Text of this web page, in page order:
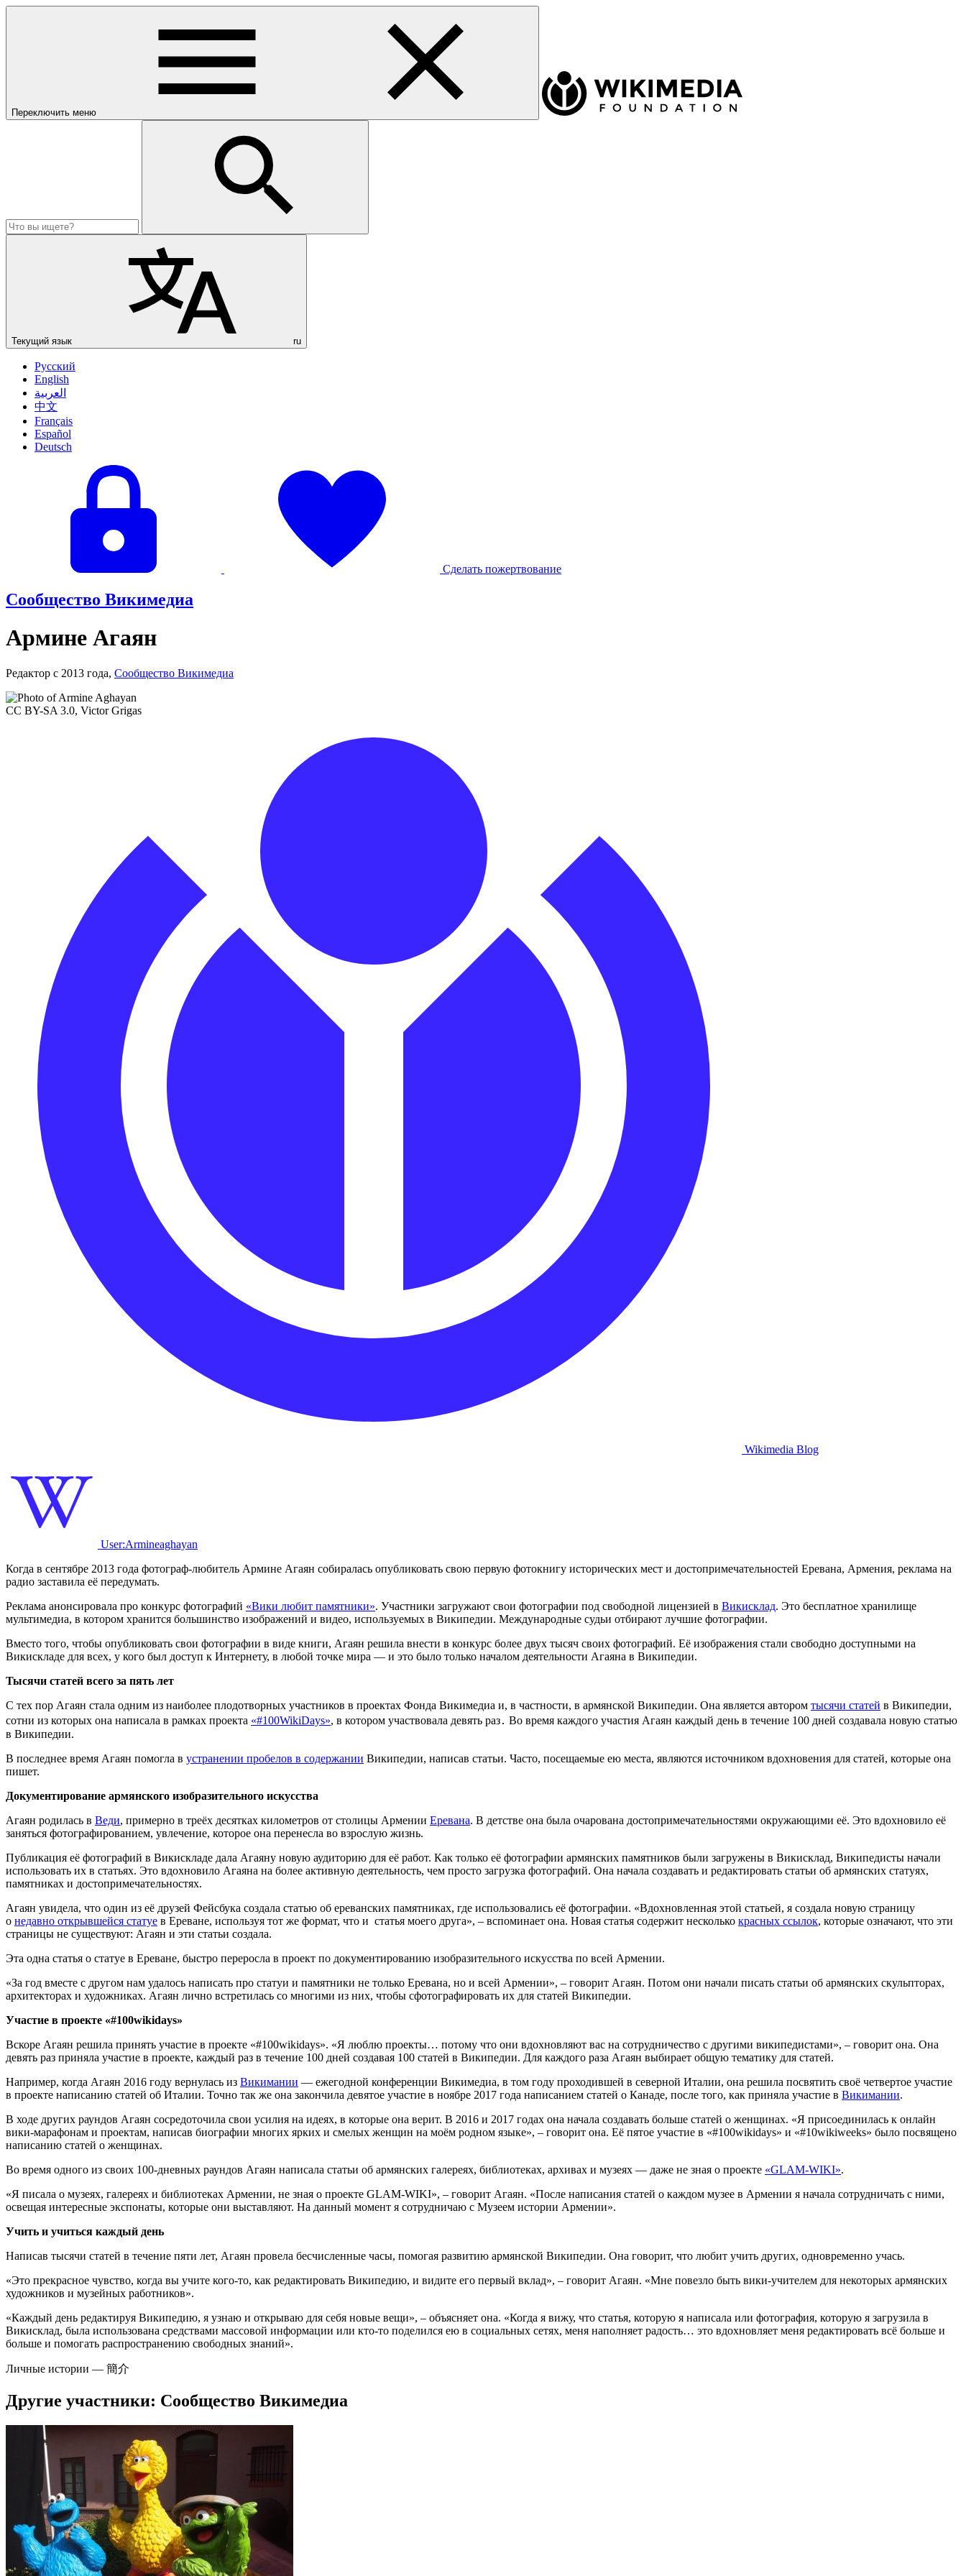
Переходить
Переключить меню
Текущий язык ru
Русский
English
العربية
中文
Français
Español
Deutsch
Сделать пожертвование
Сообщество Викимедиа
Армине Агаян
Редактор с 2013 года, Сообщество Викимедиа
CC BY-SA 3.0, Victor Grigas
Wikimedia Blog
User:Armineaghayan
Когда в сентябре 2013 года фотограф-любитель Армине Агаян собиралась опубликовать свою первую фотокнигу исторических мест и достопримечательностей Еревана, Армения, реклама на
радио заставила её передумать.
Реклама анонсировала про конкурс фотографий «Вики любит памятники». Участники загружают свои фотографии под свободной лицензией в Викисклад. Это бесплатное хранилище
мультимедиа, в котором хранится большинство изображений и видео, используемых в Википедии. Международные судьи отбирают лучшие фотографии.
Вместо того, чтобы опубликовать свои фотографии в виде книги, Агаян решила внести в конкурс более двух тысяч своих фотографий. Её изображения стали свободно доступными на
Викискладе для всех, у кого был доступ к Интернету, в любой точке мира — и это было только началом деятельности Агаяна в Википедии.
Тысячи статей всего за пять лет
С тех пор Агаян стала одним из наиболее плодотворных участников в проектах Фонда Викимедиа и, в частности, в армянской Википедии. Она является автором тысячи статей в Википедии,
сотни из которых она написала в рамках проекта «#100WikiDays», в котором участвовала девять раз․ Во время каждого участия Агаян каждый день в течение 100 дней создавала новую статью
в Википедии.
В последнее время Агаян помогла в устранении пробелов в содержании Википедии, написав статьи. Часто, посещаемые ею места, являются источником вдохновения для статей, которые она
пишет.
Документирование армянского изобразительного искусства
Агаян родилась в Веди, примерно в треёх десятках километров от столицы Армении Еревана. В детстве она была очарована достопримечательностями окружающими её. Это вдохновило её
заняться фотографированием, увлечение, которое она перенесла во взрослую жизнь.
Публикация её фотографий в Викискладе дала Агаяну новую аудиторию для её работ. Как только её фотографии армянских памятников были загружены в Викисклад, Википедисты начали
использовать их в статьях. Это вдохновило Агаяна на более активную деятельность, чем просто загрузка фотографий. Она начала создавать и редактировать статьи об армянских статуях,
памятниках и достопримечательностях.
Агаян увидела, что один из её друзей Фейсбука создала статью об ереванских памятниках, где использовались её фотографии. «Вдохновленная этой статьей, я создала новую страницу
о недавно открывшейся статуе в Ереване, используя тот же формат, что и статья моего друга», – вспоминает она. Новая статья содержит несколько красных ссылок, которые означают, что эти
страницы не существуют: Агаян и эти статьи создала.
Эта одна статья о статуе в Ереване, быстро переросла в проект по документированию изобразительного искусства по всей Армении.
«За год вместе с другом нам удалось написать про статуи и памятники не только Еревана, но и всей Армении», – говорит Агаян. Потом они начали писать статьи об армянских скульпторах,
архитекторах и художниках. Агаян лично встретилась со многими из них, чтобы сфотографировать их для статей Википедии.
Участие в проекте «#100wikidays»
Вскоре Агаян решила принять участие в проекте «#100wikidays». «Я люблю проекты… потому что они вдохновляют вас на сотрудничество с другими википедистами», – говорит она. Она
девять раз приняла участие в проекте, каждый раз в течение 100 дней создавая 100 статей в Википедии. Для каждого раза Агаян выбирает общую тематику для статей.
Например, когда Агаян 2016 году вернулась из Викимании — ежегодной конференции Викимедиа, в том году проходившей в северной Италии, она решила посвятить своё четвертое участие
в проекте написанию статей об Италии. Точно так же она закончила девятое участие в ноябре 2017 года написанием статей о Канаде, после того, как приняла участие в Викимании.
В ходе других раундов Агаян сосредоточила свои усилия на идеях, в которые она верит. В 2016 и 2017 годах она начала создавать больше статей о женщинах. «Я присоединилась к онлайн
вики-марафонам и проектам, написав биографии многих ярких и смелых женщин на моём родном языке», – говорит она. Её пятое участие в «#100wikidays» и «#10wikiweeks» было посвящено
написанию статей о женщинах.
Во время одного из своих 100-дневных раундов Агаян написала статьи об армянских галереях, библиотеках, архивах и музеях — даже не зная о проекте «GLAM-WIKI».
«Я писала о музеях, галереях и библиотеках Армении, не зная о проекте GLAM-WIKI», – говорит Агаян. «После написания статей о каждом музее в Армении я начала сотрудничать с ними,
освещая интересные экспонаты, которые они выставляют. На данный момент я сотрудничаю с Музеем истории Армении».
Учить и учиться каждый день
Написав тысячи статей в течение пяти лет, Агаян провела бесчисленные часы, помогая развитию армянской Википедии. Она говорит, что любит учить других, одновременно учась.
«Это прекрасное чувство, когда вы учите кого-то, как редактировать Википедию, и видите его первый вклад», – говорит Агаян. «Мне повезло быть вики-учителем для некоторых армянских
художников и музейных работников».
«Каждый день редактируя Википедию, я узнаю и открываю для себя новые вещи», – объясняет она. «Когда я вижу, что статья, которую я написала или фотография, которую я загрузила в
Викисклад, была использована средствами массовой информации или кто-то поделился ею в социальных сетях, меня наполняет радость… это вдохновляет меня редактировать всё больше и
больше и помогать распространению свободных знаний».
Личные истории — 簡介
Другие участники: Сообщество Викимедиа